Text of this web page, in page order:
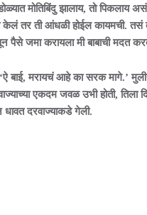
मोतिबिंदु झालाय, तो पिकलाय
तर ती आंधळी होईल कायमची. तसं
पैसे जमा करायला मी बाबाची मदत
बाई, मरायचं आहे का सरक मागे.’
एकदम जवळ उभी होती, तिला
दरवाज्याकडे गेली.